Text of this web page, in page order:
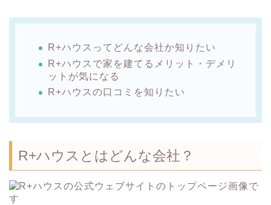
R+ハウスってどんな会社か知りたい
R+ハウスで家を建てるメリット・デメリ
ットが気になる
R+ハウスの口コミを知りたい
R+ハウスとはどんな会社？